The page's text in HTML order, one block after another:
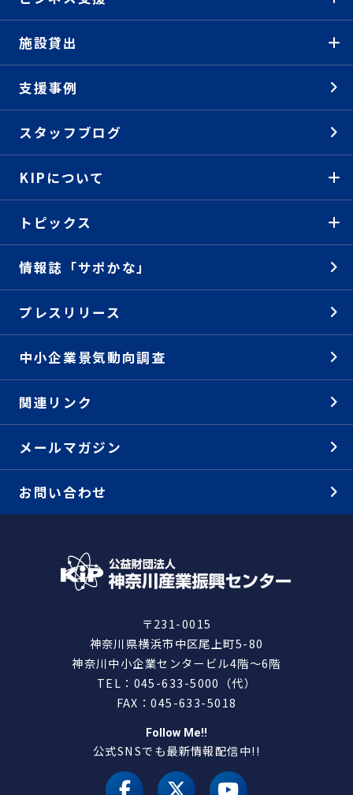
施設貸出
支援事例
スタッフブログ
KIPについて
トピックス
情報誌「サポかな」
プレスリリース
中小企業景気動向調査
関連リンク
メールマガジン
お問い合わせ
〒231-0015
神奈川県横浜市中区尾上町5-80
神奈川中小企業センタービル4階～6階
TEL：045-633-5000（代）
FAX：045-633-5018
Follow Me!!
公式SNSでも最新情報配信中!!